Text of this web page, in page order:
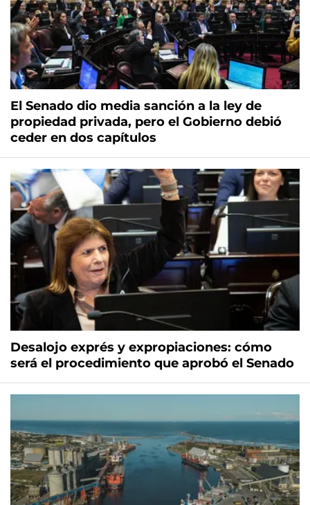
El Senado dio media sanción a la ley de
propiedad privada, pero el Gobierno debió
ceder en dos capítulos
Desalojo exprés y expropiaciones: cómo
será el procedimiento que aprobó el Senado